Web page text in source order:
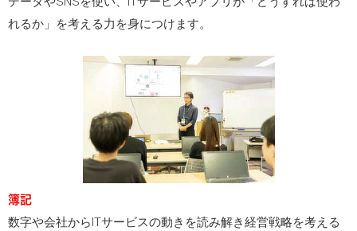
れるか」を考える力を身につけます。
簿記
数字や会社からITサービスの動きを読み解き経営戦略を考える